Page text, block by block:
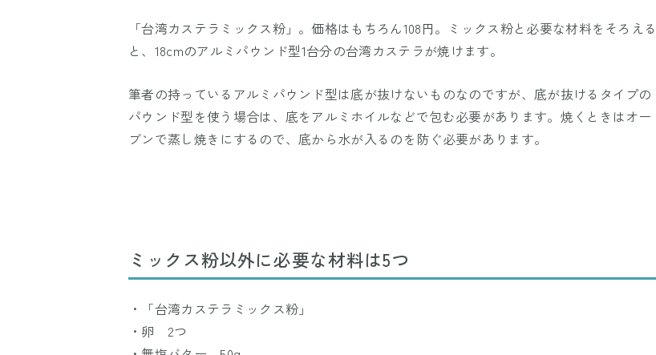
「台湾カステラミックス粉」。価格はもちろん108円。ミックス粉と必要な材料をそろえる
と、18cmのアルミパウンド型1台分の台湾カステラが焼けます。
筆者の持っているアルミパウンド型は底が抜けないものなのですが、底が抜けるタイプの
パウンド型を使う場合は、底をアルミホイルなどで包む必要があります。焼くときはオー
ブンで蒸し焼きにするので、底から水が入るのを防ぐ必要があります。
ミックス粉以外に必要な材料は5つ
・「台湾カステラミックス粉」
・卵 2つ